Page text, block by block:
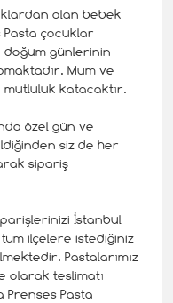
olan bebek
çocuklar
günlerinin
Mum ve
mutluluk katacaktır.
özel gün ve
siz de her
sipariş
İstanbul
ilçelere istediğiniz
Pastalarımız
olarak teslimatı
Prenses Pasta